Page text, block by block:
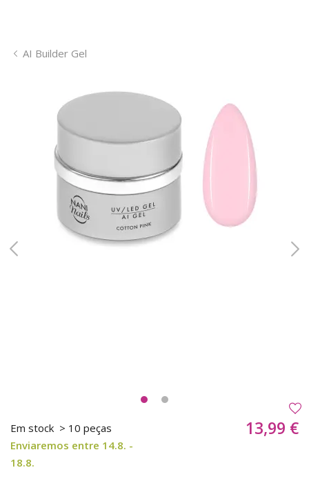
AI Builder Gel
Em stock > 10 peças
Enviaremos entre 14.8. -
18.8.
13,99 €